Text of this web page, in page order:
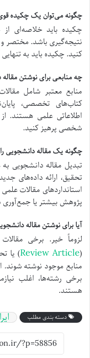
چگونه می‌توان یک چکیده
چکیده باید خلاصه‌ای
نتیجه‌گیری باشد. مختصر و
کنید. چکیده باید به
چه منابعی برای نوشتن
منابع معتبر شامل
کتاب‌های تخصصی،
اطلاعاتی علمی هستند. از
شخصی پرهیز کنید.
چگونه یک مقاله دانشجویی
تبدیل مقاله دانشجویی
تحقیق، ارائه داده‌های
استانداردهای مقالات
پژوهش بیشتر یا جمع‌آوری
آیا برای نوشتن مقاله
لزوماً خیر. برخی
(
Review Article) یا
منابع موجود نوشته
برخی رشته‌ها، اغلب
هستند.
دسته بندی مطلب